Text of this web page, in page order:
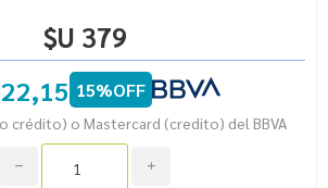
$U 379
15%OFF
crédito) o Mastercard (credito) del BBVA
i
h